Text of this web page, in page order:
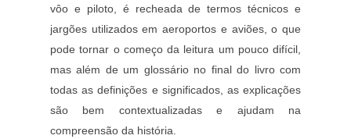
vôo e piloto, é recheada de termos técnicos e
jargões utilizados em aeroportos e aviões, o que
pode tornar o começo da leitura um pouco difícil,
mas além de um glossário no final do livro com
todas as definições e significados, as explicações
são bem contextualizadas e ajudam na
compreensão da história.